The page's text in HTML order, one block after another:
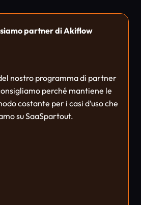
partner di Akiflow
nostro programma di partner
perché mantiene le
costante per i casi d’uso che
su SaaSpartout.